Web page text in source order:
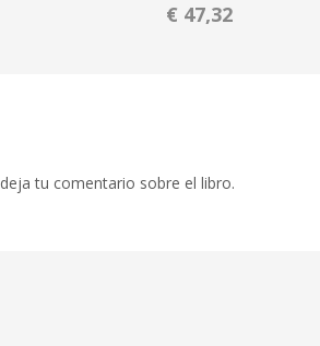
€ 47,32
deja tu comentario sobre el libro.